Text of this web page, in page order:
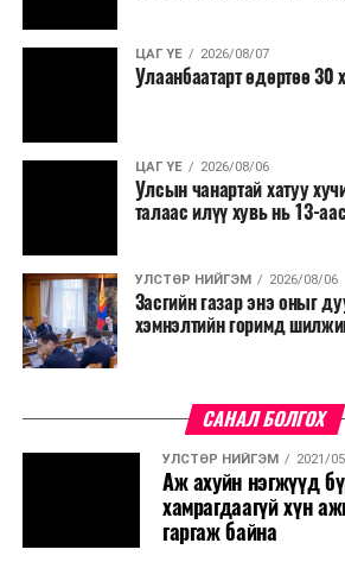
ЦАГ ҮЕ 2026/08/07
Улаанбаатарт өдөртөө 30
ЦАГ ҮЕ 2026/08/06
Улсын чанартай хатуу
талаас илүү хувь нь 13-
УЛСТӨР НИЙГЭМ 2026/08/06
Засгийн газар энэ оныг
хэмнэлтийн горимд
САНАЛ БОЛГОХ
УЛСТӨР НИЙГЭМ 2021/
Аж ахуйн нэгжүүд
хамрагдаагүй хүн
гаргаж байна